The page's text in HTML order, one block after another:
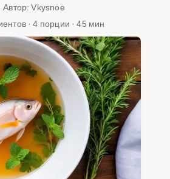
Автор: Vkysnoe
· 4 порции · 45 мин